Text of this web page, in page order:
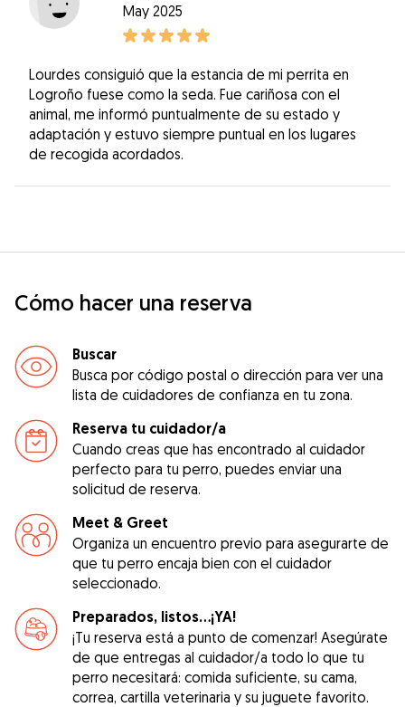
May 2025
Lourdes consiguió que la estancia de mi perrita en
Logroño fuese como la seda. Fue cariñosa con el
animal, me informó puntualmente de su estado y
adaptación y estuvo siempre puntual en los lugares
de recogida acordados.
Cómo hacer una reserva
Buscar
Busca por código postal o dirección para ver una
lista de cuidadores de confianza en tu zona.
Reserva tu cuidador/a
Cuando creas que has encontrado al cuidador
perfecto para tu perro, puedes enviar una
solicitud de reserva.
Meet & Greet
Organiza un encuentro previo para asegurarte de
que tu perro encaja bien con el cuidador
seleccionado.
Preparados, listos...¡YA!
¡Tu reserva está a punto de comenzar! Asegúrate
de que entregas al cuidador/a todo lo que tu
perro necesitará: comida suficiente, su cama,
correa, cartilla veterinaria y su juguete favorito.